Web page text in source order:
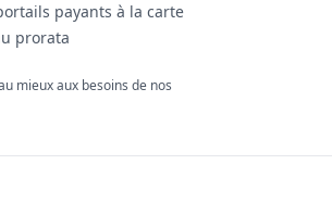
payants à la carte
prorata
mieux aux besoins de nos